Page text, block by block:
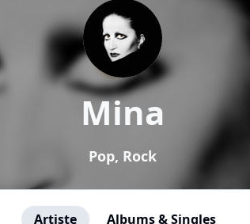
Mina
Pop, Rock
Artiste Albums & Singles